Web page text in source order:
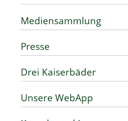
Mediensammlung
Presse
Drei Kaiserbäder
Unsere WebApp